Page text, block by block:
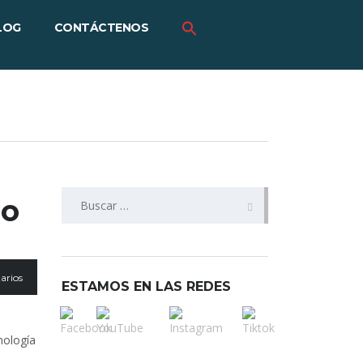
CONTÁCTENOS
BUSCAR:
ESTAMOS EN LAS REDES